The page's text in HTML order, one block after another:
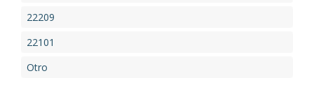
22209
22101
Otro